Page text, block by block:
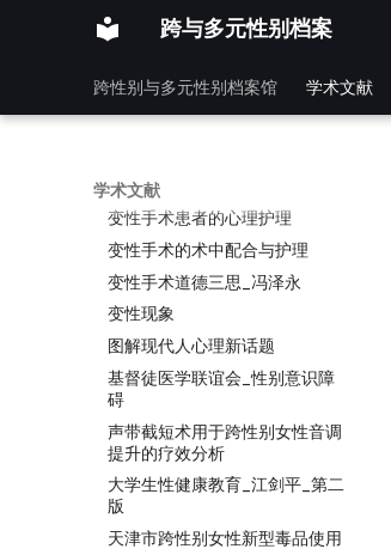
跨与多元性别档案
跨性别与多元性别档案馆 学术文献
学术文献
实践研究-汤米·哈纳
的调查研究
医生与跨性别患者沟通的十个建
第七版
变性手术患者的心理护理
变性手术的术中配合与护理
变性手术道德三思_冯泽永
变性现象
图解现代人心理新话题
基督徒医学联谊会_性别意识障
碍
声带截短术用于跨性别女性音调
提升的疗效分析
大学生性健康教育_江剑平_第二
版
天津市跨性别女性新型毒品使用